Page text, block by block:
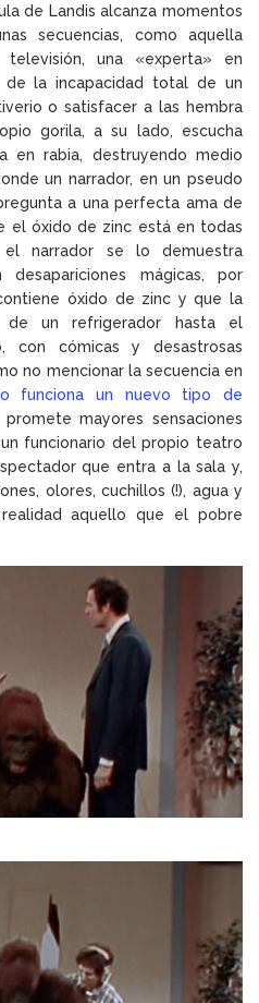
de Landis alcanza momentos
secuencias, como aquella
una «experta» en
de la incapacidad total de un
o satisfacer a las hembra
gorila, a su lado, escucha
en rabia, destruyendo medio
un narrador, en un pseudo
a una perfecta ama de
el óxido de zinc está en todas
narrador se lo demuestra
mágicas, por
óxido de zinc y que la
de un refrigerador hasta el
con cómicas y desastrosas
no mencionar la secuencia en
funciona un nuevo tipo de
promete mayores sensaciones
funcionario del propio teatro
que entra a la sala y,
olores, cuchillos (!), agua y
aquello que el pobre